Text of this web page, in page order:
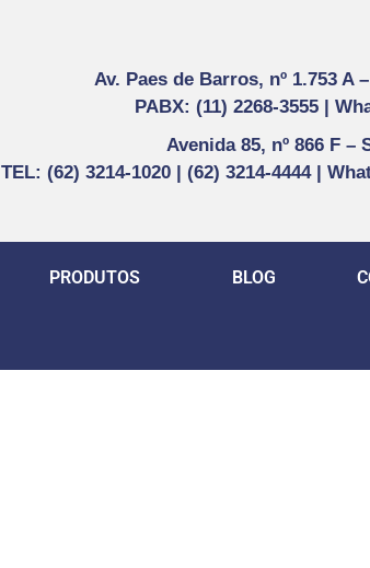
Av. Paes de Barros, nº 1.753 A –
PABX: (11) 2268-3555 |
Avenida 85, nº 866 F –
TEL: (62) 3214-1020 | (62) 3214-4444 |
PRODUTOS BLOG